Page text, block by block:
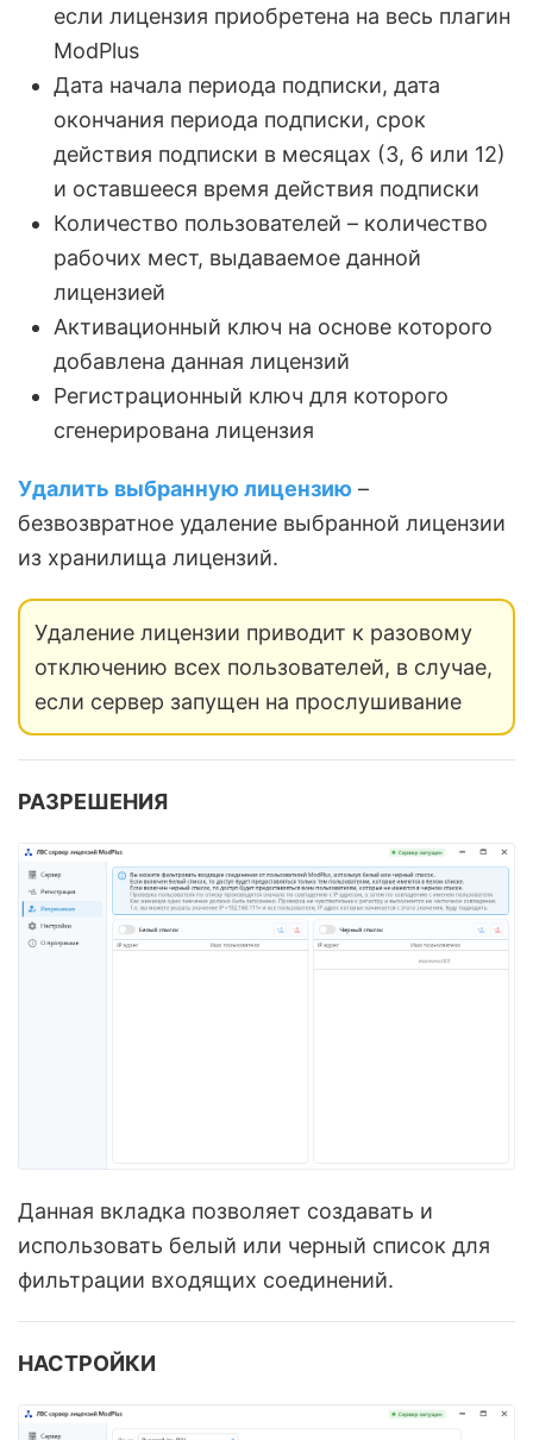
если лицензия приобретена на весь плагин
ModPlus
Дата начала периода подписки, дата
окончания периода подписки, срок
действия подписки в месяцах (3, 6 или 12)
и оставшееся время действия подписки
Количество пользователей – количество
рабочих мест, выдаваемое данной
лицензией
Активационный ключ на основе которого
добавлена данная лицензий
Регистрационный ключ для которого
сгенерирована лицензия
Удалить выбранную лицензию –
безвозвратное удаление выбранной лицензии
из хранилища лицензий.
Удаление лицензии приводит к разовому
отключению всех пользователей, в случае,
если сервер запущен на прослушивание
РАЗРЕШЕНИЯ
Данная вкладка позволяет создавать и
использовать белый или черный список для
фильтрации входящих соединений.
НАСТРОЙКИ